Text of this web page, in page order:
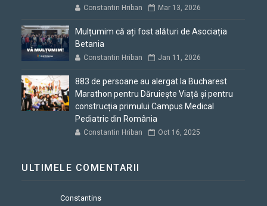
Constantin Hriban Mar 13, 2026
Mulțumim că ați fost alături de Asociația
Betania
Constantin Hriban Jan 11, 2026
883 de persoane au alergat la Bucharest
Marathon pentru Dăruiește Viață și pentru
construcția primului Campus Medical
Pediatric din România
Constantin Hriban Oct 16, 2025
ULTIMELE COMENTARII
Constantins